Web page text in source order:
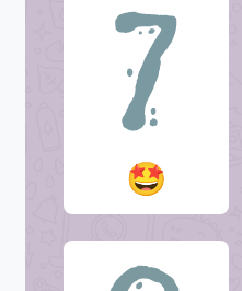
🤩